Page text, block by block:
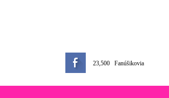
23,500 Fanúšikovia